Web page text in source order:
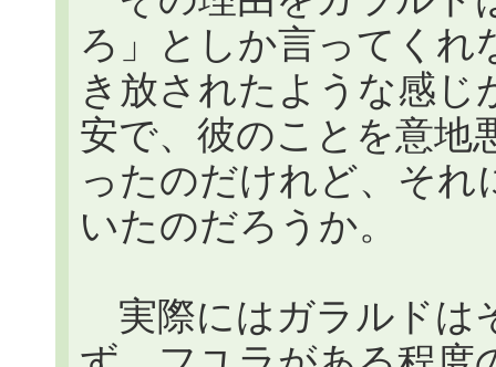
ろ」としか言ってくれ
き放されたような感じ
安で、彼のことを意地
ったのだけれど、そ
いたのだろうか。
実際にはガラルドは